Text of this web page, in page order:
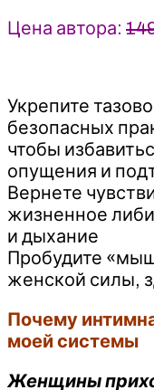
Цена автора:
Укрепите
безопасных
чтобы
опущения и
Вернете
жизненное
и дыхание
Пробудите
женской силы,
Почему
моей системы
Женщины